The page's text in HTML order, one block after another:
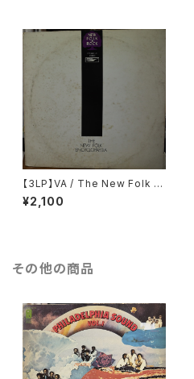
【3LP】VA / The New Folk E
ncyclopaedia = ニュー・フォ
ーク大百科事典
¥2,100
その他の商品